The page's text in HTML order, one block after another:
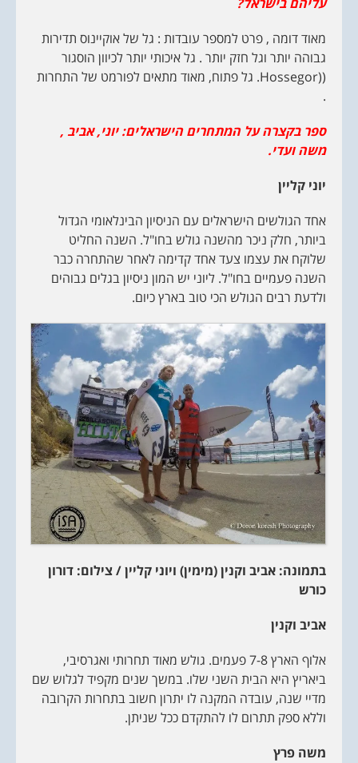
מאוד דומה , פרט למספר עובדות : גל של אוקיינוס תדירות
גבוהה יותר וגל חזק יותר . גל איכותי יותר לכיוון הוסגור
((Hossegor. גל פתוח, מאוד מתאים לפורמט של התחרות
.
ספר בקצרה על המתחרים הישראלים:יוני, אביב ,
משה ועדי.
יוני קליין
אחד הגולשים הישראלים עם הניסיון הבינלאומי הגדול
ביותר, חלק ניכר מהשנה גולש בחו"ל. השנה החליט
שלוקח את עצמו צעד אחד קדימה לאחר שהתחרה כבר
השנה פעמיים בחו"ל. ליוני יש המון ניסיון בגלים גבוהים
ולדעת רבים הגולש הכי טוב בארץ כיום.
בתמונה: אביב וקנין (מימין) ויוני קליין / צילום: דורון
כורש
אביב וקנין
אלוף הארץ 7-8 פעמים. גולש מאוד תחרותי ואגרסיבי,
ביאריץ היא הבית השני שלו. במשך שנים מקפיד לגלוש שם
מדיי שנה, עובדה המקנה לו יתרון חשוב בתחרות הקרובה
וללא ספק תתרום לו להתקדם ככל שניתן.
משה פרץ